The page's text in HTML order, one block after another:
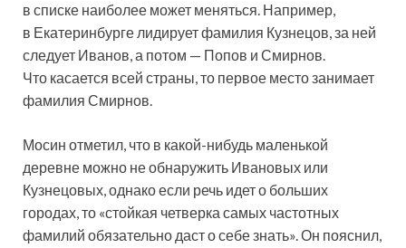
в списке наиболее может меняться. Например,
в Екатеринбурге лидирует фамилия Кузнецов, за ней
следует Иванов, а потом — Попов и Смирнов.
Что касается всей страны, то первое место занимает
фамилия Смирнов.
Мосин отметил, что в какой-нибудь маленькой
деревне можно не обнаружить Ивановых или
Кузнецовых, однако если речь идет о больших
городах, то «стойкая четверка самых частотных
фамилий обязательно даст о себе знать». Он пояснил,